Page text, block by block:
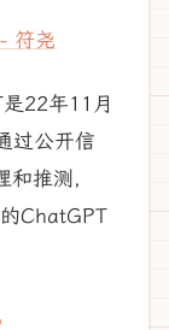
符尧
22年11月
过公开信
推测，
ChatGPT